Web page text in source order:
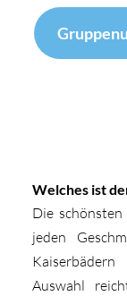
Welches ist
Die
jeden
Auswahl